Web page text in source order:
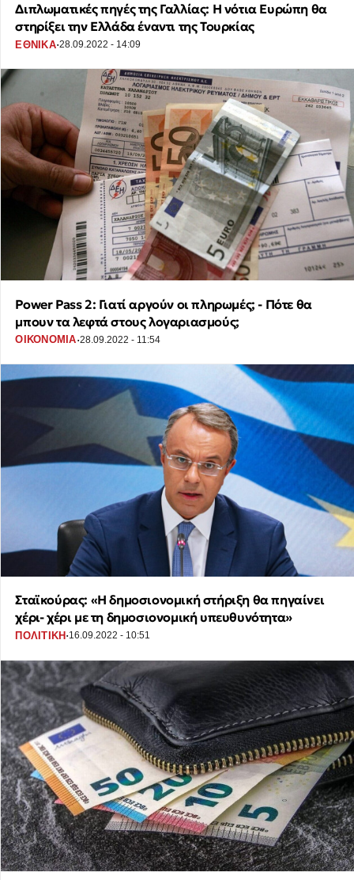
Διπλωματικές πηγές της Γαλλίας: Η νότια Ευρώπη θα
στηρίξει την Ελλάδα έναντι της Τουρκίας
ΕΘΝΙΚΑ·28.09.2022 - 14:09
Power Pass 2: Γιατί αργούν οι πληρωμές; - Πότε θα
μπουν τα λεφτά στους λογαριασμούς;
ΟΙΚΟΝΟΜΙΑ·28.09.2022 - 11:54
Σταϊκούρας: «Η δημοσιονομική στήριξη θα πηγαίνει
χέρι- χέρι με τη δημοσιονομική υπευθυνότητα»
ΠΟΛΙΤΙΚΗ ·16.09.2022 - 10:51